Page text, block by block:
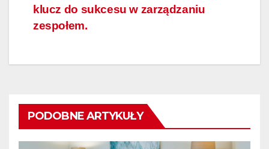
klucz do sukcesu w zarządzaniu
zespołem.
PODOBNE ARTYKUŁY